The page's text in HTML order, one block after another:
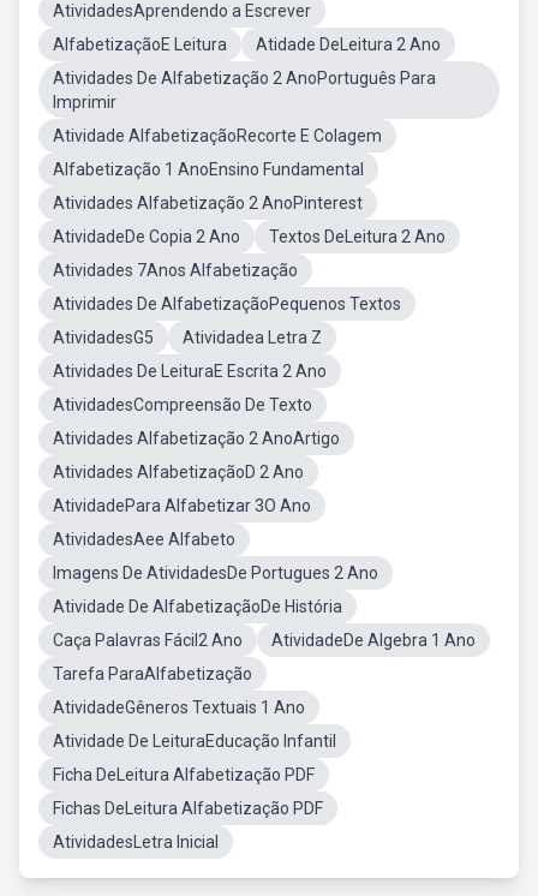
AtividadesAprendendo a Escrever
AlfabetizaçãoE Leitura
Atidade DeLeitura 2 Ano
Atividades De Alfabetização 2 AnoPortuguês Para
Imprimir
Atividade AlfabetizaçãoRecorte E Colagem
Alfabetização 1 AnoEnsino Fundamental
Atividades Alfabetização 2 AnoPinterest
AtividadeDe Copia 2 Ano
Textos DeLeitura 2 Ano
Atividades 7Anos Alfabetização
Atividades De AlfabetizaçãoPequenos Textos
AtividadesG5
Atividadea Letra Z
Atividades De LeituraE Escrita 2 Ano
AtividadesCompreensão De Texto
Atividades Alfabetização 2 AnoArtigo
Atividades AlfabetizaçãoD 2 Ano
AtividadePara Alfabetizar 3O Ano
AtividadesAee Alfabeto
Imagens De AtividadesDe Portugues 2 Ano
Atividade De AlfabetizaçãoDe História
Caça Palavras Fácil2 Ano
AtividadeDe Algebra 1 Ano
Tarefa ParaAlfabetização
AtividadeGêneros Textuais 1 Ano
Atividade De LeituraEducação Infantil
Ficha DeLeitura Alfabetização PDF
Fichas DeLeitura Alfabetização PDF
AtividadesLetra Inicial